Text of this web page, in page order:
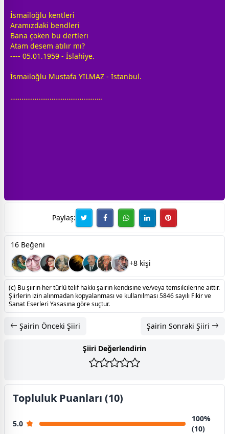
İsmailoğlu kentleri
Aramızdaki bendleri
Bana çöken bu dertleri
Atam desem atılır mı?
---- 05.01.1959 - İslahiye.
İsmailoğlu Mustafa YILMAZ - İstanbul.
………………………………………….
Paylaş:
16 Beğeni
+8 kişi
(c) Bu şiirin her türlü telif hakkı şairin kendisine ve/veya temsilcilerine aittir.
Şiirlerin izin alınmadan kopyalanması ve kullanılması 5846 sayılı Fikir ve
Sanat Eserleri Yasasına göre suçtur.
Şairin Önceki Şiiri Şairin Sonraki Şiiri
Şiiri Değerlendirin
Topluluk Puanları (10)
5.0
100%
(10)